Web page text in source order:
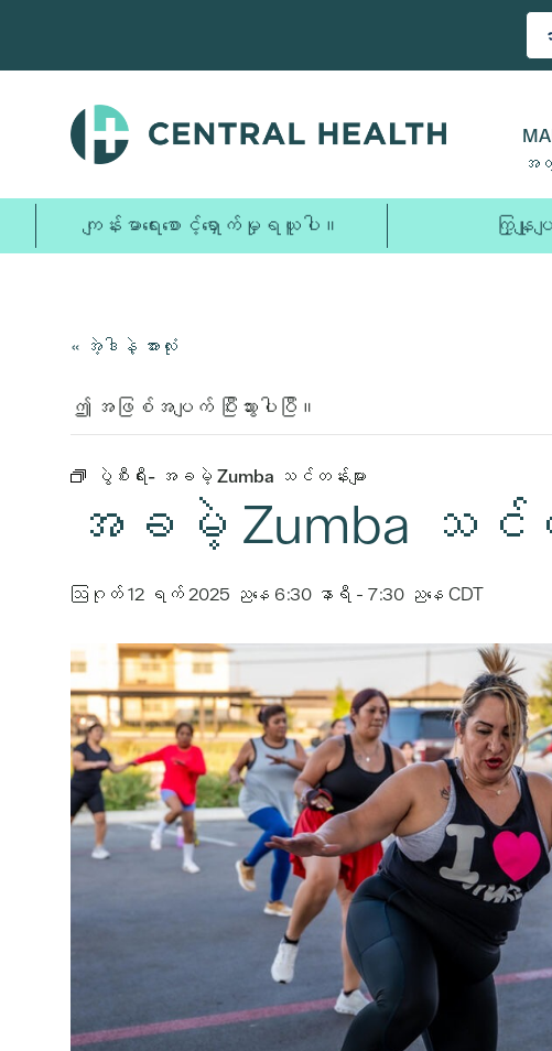
သို့
ပါ။
အ
ကျန်းမာရေးစောင့်ရှောက်မှုရယူပါ။ ကြှနျုပ
« အဲ့ဒါနဲ့ အားလုံး
ဤ အဖြစ်အပျက် ပြီးသွားပါပြီ။
ပွဲစီးရီး- အခမဲ့ Zumba သင်တန်းများ
အခမဲ့ Zumba သင်တန်
ဩဂုတ် 12 ရက် 2025 ညနေ 6:30 နာရီ - 7:30 ညနေ CDT